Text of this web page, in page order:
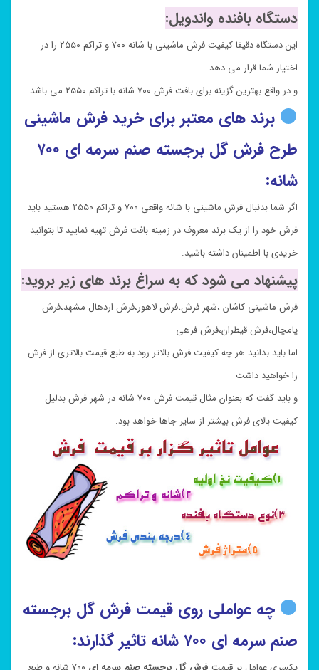
دستگاه بافنده واندویل:
این دستگاه دقیقا کیفیت فرش ماشینی با شانه ۷۰۰ و تراکم ۲۵۵۰ را در
اختیار شما قرار می دهد.
و در واقع بهترین گزینه برای بافت فرش ۷۰۰ شانه با تراکم ۲۵۵۰ می باشد.
برند های معتبر برای خرید فرش ماشینی
طرح فرش گل برجسته صنم سرمه ای ۷۰۰
شانه:
اگر شما بدنبال فرش ماشینی با شانه واقعی ۷۰۰ و تراکم ۲۵۵۰ هستید باید
فرش خود را از یک برند معروف در زمینه بافت فرش تهیه نمایید تا بتوانید
خریدی با اطمینان داشته باشید.
پیشنهاد می شود که به سراغ برند های زیر بروید:
فرش ماشینی کاشان ،شهر فرش،فرش لاهور،فرش اردهال مشهد،فرش
پامچال،فرش قیطران،فرش فرهی
اما باید بدانید هر چه کیفیت فرش بالاتر رود به طبع قیمت بالاتری از فرش
را خواهید داشت
و باید گفت که بعنوان مثال قیمت فرش ۷۰۰ شانه در شهر فرش بدلیل
کیفیت بالای فرش بیشتر از سایر جاها خواهد بود.
چه عواملی روی قیمت فرش گل برجسته
صنم سرمه ای